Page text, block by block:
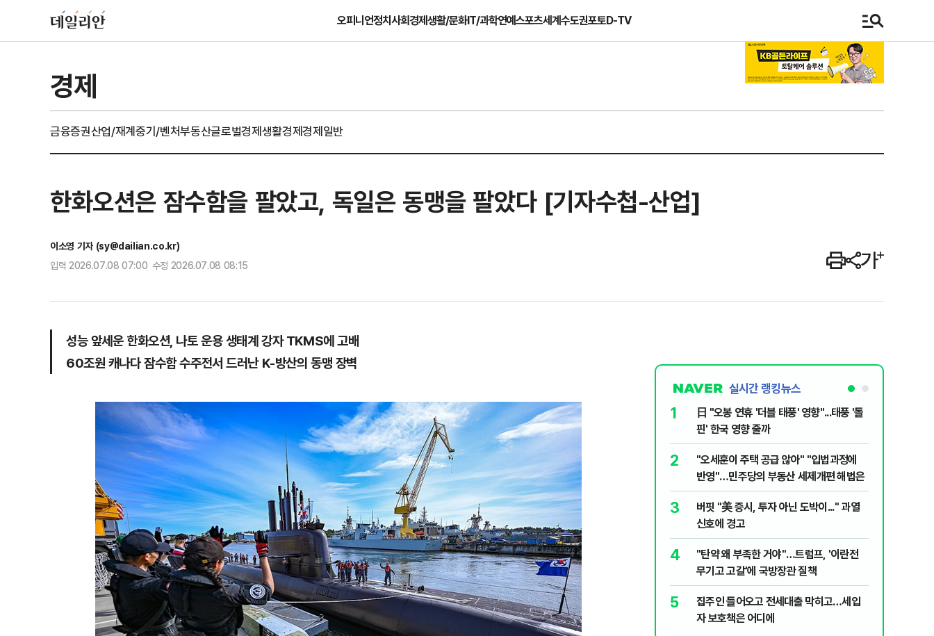
오피니언정치사회경제생활/문화IT/과학연예스포츠세계수도권포토D-TV
경제
금융증권산업/재계중기/벤처부동산글로벌경제생활경제경제일반
한화오션은 잠수함을 팔았고, 독일은 동맹을 팔았다 [기자수첩-산업]
이소영 기자 (sy@dailian.co.kr)
입력 2026.07.08 07:00 수정 2026.07.08 08:15
성능 앞세운 한화오션, 나토 운용 생태계 강자 TKMS에 고배
60조원 캐나다 잠수함 수주전서 드러난 K-방산의 동맹 장벽
실시간 랭킹뉴스
1
日 "오봉 연휴 '더블 태풍' 영향"...태풍 '돌
핀' 한국 영향 줄까
2
"오세훈이 주택 공급 않아" "입법과정에
반영"…민주당의 부동산 세제개편 해법은
3
버핏 "美 증시, 투자 아닌 도박이..." 과열
신호에 경고
4
"탄약 왜 부족한 거야"…트럼프, '이란전
무기고 고갈'에 국방장관 질책
5
집주인 들어오고 전세대출 막히고…세입
자 보호책은 어디에